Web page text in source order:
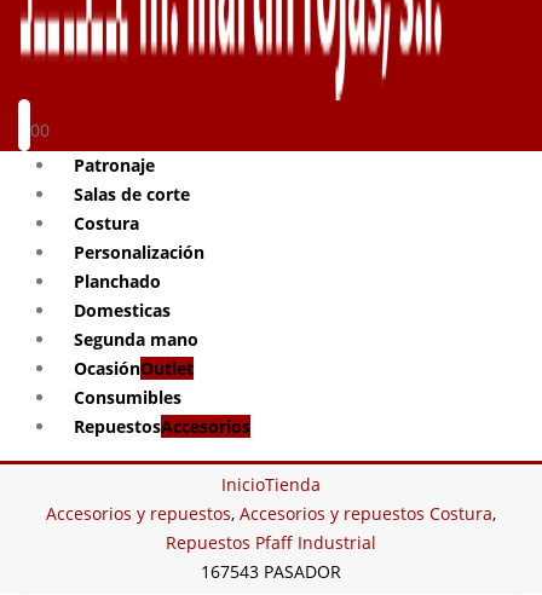
00
Patronaje
Salas de corte
Costura
Personalización
Planchado
Domesticas
Segunda mano
OcasiónOutlet
Consumibles
RepuestosAccesorios
InicioTienda
Accesorios y repuestos, Accesorios y repuestos Costura,
Repuestos Pfaff Industrial
167543 PASADOR